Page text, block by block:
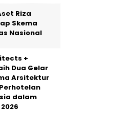
Riza
Skema
Nasional
+
Dua Gelar
Arsitektur
dalam